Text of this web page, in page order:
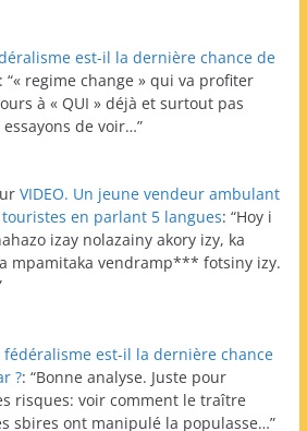
est-il la dernière chance de
“« regime change » qui va profiter
à « QUI » déjà et surtout pas
de voir…”
VIDEO. Un jeune vendeur ambulant
en parlant 5 langues: “Hoy i
izay nolazainy akory izy, ka
mpamitaka vendramp*** fotsiny izy.
fédéralisme est-il la dernière chance
?: “Bonne analyse. Juste pour
risques: voir comment le traître
sbires ont manipulé la populasse…”